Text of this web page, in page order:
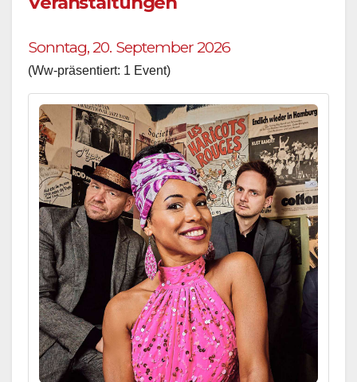
Sonntag, 20. September 2026
(Ww-präsentiert: 1 Event)